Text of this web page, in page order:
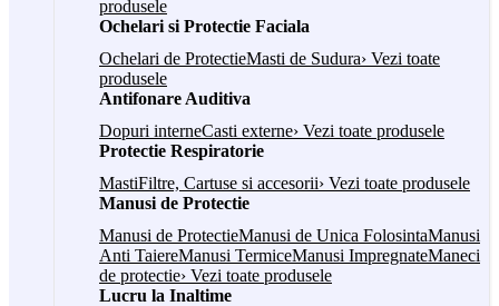
produsele
Ochelari si Protectie Faciala
Ochelari de ProtectieMasti de Sudura› Vezi toate
produsele
Antifonare Auditiva
Dopuri interneCasti externe› Vezi toate produsele
Protectie Respiratorie
MastiFiltre, Cartuse si accesorii› Vezi toate produsele
Manusi de Protectie
Manusi de ProtectieManusi de Unica FolosintaManusi
Anti TaiereManusi TermiceManusi ImpregnateManeci
de protectie› Vezi toate produsele
Lucru la Inaltime